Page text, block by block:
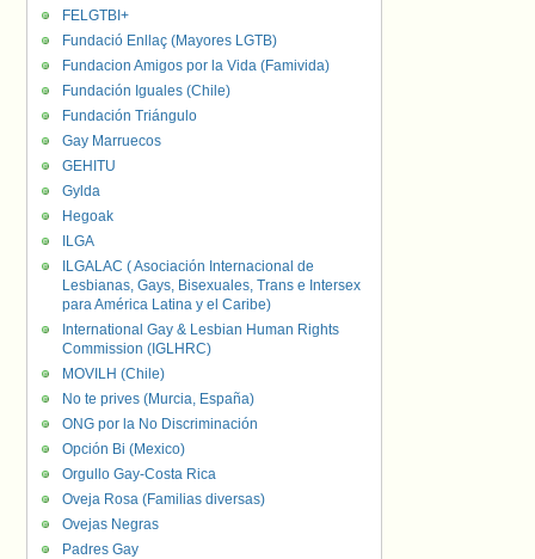
FELGTBI+
Fundació Enllaç (Mayores LGTB)
Fundacion Amigos por la Vida (Famivida)
Fundación Iguales (Chile)
Fundación Triángulo
Gay Marruecos
GEHITU
Gylda
Hegoak
ILGA
ILGALAC ( Asociación Internacional de
Lesbianas, Gays, Bisexuales, Trans e Intersex
para América Latina y el Caribe)
International Gay & Lesbian Human Rights
Commission (IGLHRC)
MOVILH (Chile)
No te prives (Murcia, España)
ONG por la No Discriminación
Opción Bi (Mexico)
Orgullo Gay-Costa Rica
Oveja Rosa (Familias diversas)
Ovejas Negras
Padres Gay